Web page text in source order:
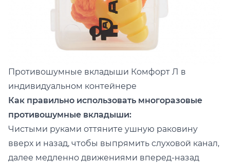
Противошумные вкладыши Комфорт Л в
индивидуальном контейнере
Как правильно использовать многоразовые
противошумные вкладыши:
Чистыми руками оттяните ушную раковину
вверх и назад, чтобы выпрямить слуховой канал,
далее медленно движениями вперед-назад